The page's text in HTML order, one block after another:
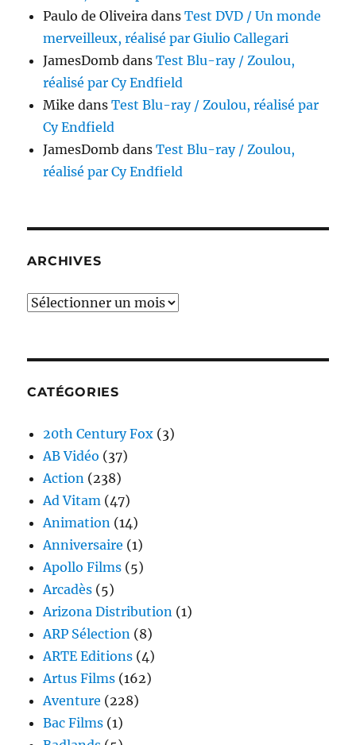
Paulo de Oliveira dansTest DVD / Un monde
merveilleux, réalisé par Giulio Callegari
JamesDomb dansTest Blu-ray / Zoulou,
réalisé par Cy Endfield
Mike dansTest Blu-ray / Zoulou, réalisé par
Cy Endfield
JamesDomb dansTest Blu-ray / Zoulou,
réalisé par Cy Endfield
ARCHIVES
Archives
CATÉGORIES
20th Century Fox (3)
AB Vidéo (37)
Action (238)
Ad Vitam (47)
Animation (14)
Anniversaire (1)
Apollo Films (5)
Arcadès (5)
Arizona Distribution (1)
ARP Sélection (8)
ARTE Editions (4)
Artus Films (162)
Aventure (228)
Bac Films (1)